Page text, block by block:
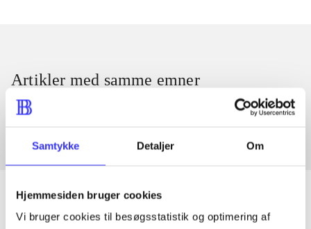
Samtykke Detaljer Om
Hjemmesiden bruger cookies
Vi bruger cookies til besøgsstatistik og optimering af
Artikler med samme emner
Fra